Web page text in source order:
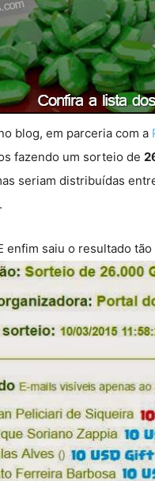
blog, em parceria com a
fazendo um sorteio de
seriam distribuídas
.
enfim saiu o resultado